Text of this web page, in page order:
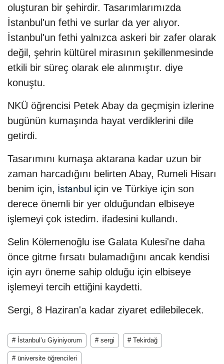
oluşturan bir şehirdir. Tasarımlarımızda
İstanbul'un fethi ve surlar da yer alıyor.
İstanbul'un fethi yalnızca askeri bir zafer olarak
değil, şehrin kültürel mirasının şekillenmesinde
etkili bir süreç olarak ele alınmıştır. diye
konuştu.
NKÜ öğrencisi Petek Abay da geçmişin izlerine
bugünün kumaşında hayat verdiklerini dile
getirdi.
Tasarımını kumaşa aktarana kadar uzun bir
zaman harcadığını belirten Abay, Rumeli Hisarı
benim için, İstanbul için ve Türkiye için son
derece önemli bir yer olduğundan elbiseye
işlemeyi çok istedim. ifadesini kullandı.
Selin Kölemenoğlu ise Galata Kulesi'ne daha
önce gitme fırsatı bulamadığını ancak kendisi
için ayrı öneme sahip olduğu için elbiseye
işlemeyi tercih ettiğini kaydetti.
Sergi, 8 Haziran'a kadar ziyaret edilebilecek.
# İstanbul’u Giyiniyorum # sergi # Tekirdağ
# üniversite öğrencileri